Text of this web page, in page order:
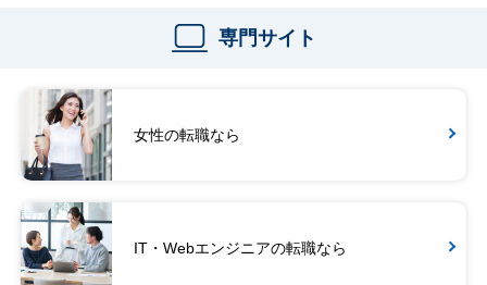
専門サイト
女性の転職なら
IT・Webエンジニアの転職なら